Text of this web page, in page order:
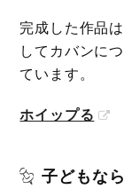
完成した作品
してカバンに
ています。
ホイップる
子どもな